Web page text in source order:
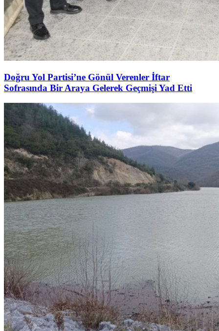
Doğru Yol Partisi’ne Gönül Verenler İftar
Sofrasında Bir Araya Gelerek Geçmişi Yad Etti